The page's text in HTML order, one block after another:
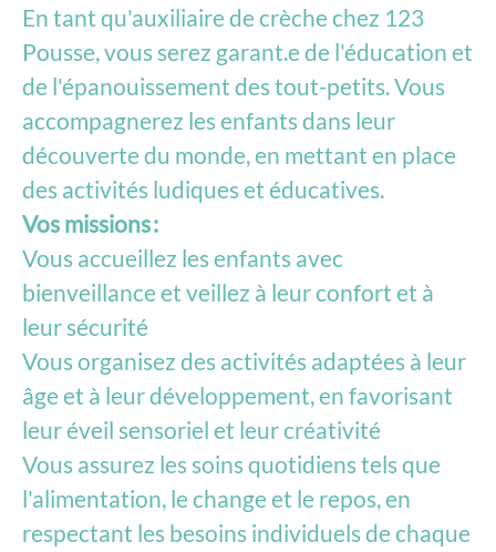
En tant qu'auxiliaire de crèche chez 123
Pousse, vous serez garant.e de l'éducation et
de l'épanouissement des tout-petits. Vous
accompagnerez les enfants dans leur
découverte du monde, en mettant en place
des activités ludiques et éducatives.
Vos missions :
Vous accueillez les enfants avec
bienveillance et veillez à leur confort et à
leur sécurité
Vous organisez des activités adaptées à leur
âge et à leur développement, en favorisant
leur éveil sensoriel et leur créativité
Vous assurez les soins quotidiens tels que
l'alimentation, le change et le repos, en
respectant les besoins individuels de chaque